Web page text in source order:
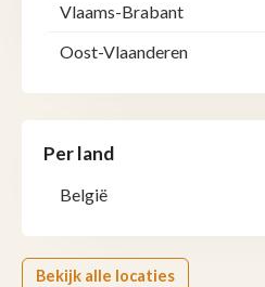
Vlaams-Brabant
Oost-Vlaanderen
Per land
België
Bekijk alle locaties